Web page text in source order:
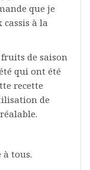
que je
à la
de saison
qui ont été
recette
de
tous.